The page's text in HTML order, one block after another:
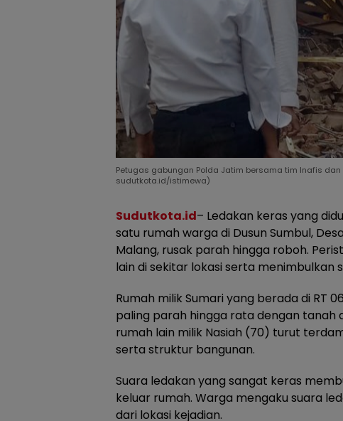
Petugas gabungan Polda Jatim bersama tim Inafis
sudutkota.id/istimewa)
Sudutkota.id– Ledakan keras yang
satu rumah warga di Dusun Sumbul,
Malang, rusak parah hingga roboh.
lain di sekitar lokasi serta menimbulkan
Rumah milik Sumari yang berada di RT
paling parah hingga rata dengan tanah
rumah lain milik Nasiah (70) turut
serta struktur bangunan.
Suara ledakan yang sangat keras
keluar rumah. Warga mengaku suara
dari lokasi kejadian.